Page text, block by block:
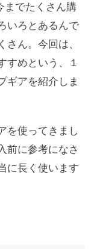
でたくさん購
いろとあるんで
ん。今回は、
すめという、１
ギアを紹介しま
を使ってきまし
前に参考になさ
に長く使います